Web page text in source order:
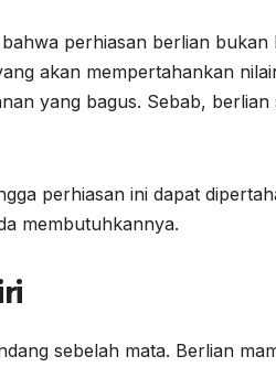
perhiasan berlian bukan
akan mempertahankan
yang bagus. Sebab,
perhiasan ini dapat
membutuhkannya.
sebelah mata. Berlian